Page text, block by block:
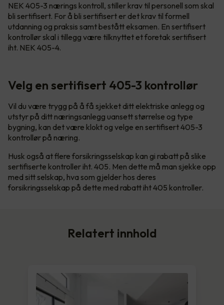
NEK 405-3 nærings kontroll, stiller krav til personell som skal
bli sertifisert. For å bli sertifisert er det krav til formell
utdanning og praksis samt bestått eksamen. En sertifisert
kontrollør skal i tillegg være tilknyttet et foretak sertifisert
iht. NEK 405-4.
Velg en sertifisert 405-3 kontrollør
Vil du være trygg på å få sjekket ditt elektriske anlegg og
utstyr på ditt næringsanlegg uansett størrelse og type
bygning, kan det være klokt og velge en sertifisert 405-3
kontrollør på næring.
Husk også at flere forsikringsselskap kan gi rabatt på slike
sertifiserte kontroller iht. 405. Men dette må man sjekke opp
med sitt selskap, hva som gjelder hos deres
forsikringsselskap på dette med rabatt iht 405 kontroller.
Relatert innhold